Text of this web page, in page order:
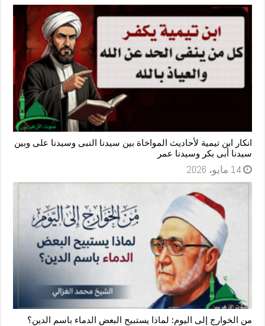
انكار ابن تيمية لأحاديث المواخاة بين سيدنا النبى وسيدنا على وبين
سيدنا أبى بكر وسيدنا عمر
14 مايو، 2026
من الخوارج إلى اليوم: لماذا يستبيح البعض الدماء باسم الدين؟